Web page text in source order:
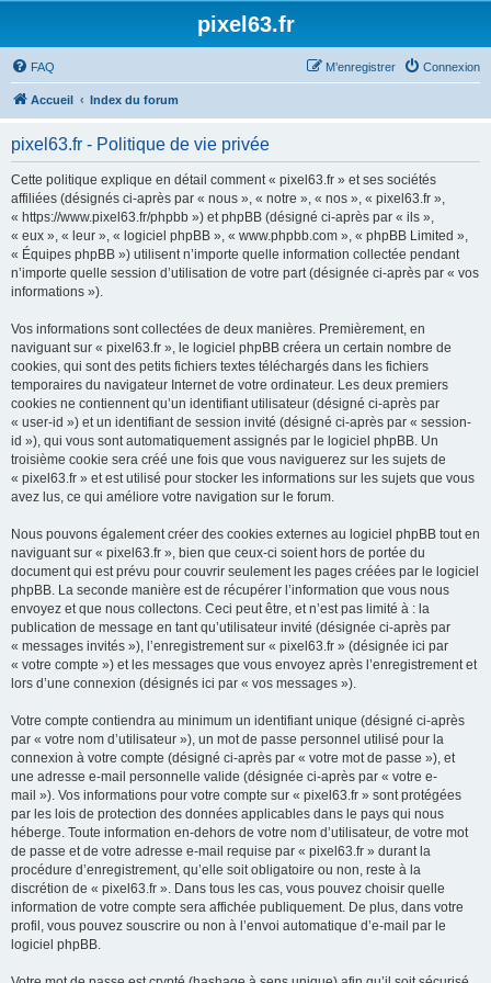
pixel63.fr
FAQ Connexion
M’enregistrer
Accueil Index du forum
pixel63.fr - Politique de vie privée
Cette politique explique en détail comment « pixel63.fr » et ses sociétés
affiliées (désignés ci-après par « nous », « notre », « nos », « pixel63.fr »,
« https://www.pixel63.fr/phpbb ») et phpBB (désigné ci-après par « ils »,
« eux », « leur », « logiciel phpBB », « www.phpbb.com », « phpBB Limited »,
« Équipes phpBB ») utilisent n’importe quelle information collectée pendant
n’importe quelle session d’utilisation de votre part (désignée ci-après par « vos
informations »).
Vos informations sont collectées de deux manières. Premièrement, en
naviguant sur « pixel63.fr », le logiciel phpBB créera un certain nombre de
cookies, qui sont des petits fichiers textes téléchargés dans les fichiers
temporaires du navigateur Internet de votre ordinateur. Les deux premiers
cookies ne contiennent qu’un identifiant utilisateur (désigné ci-après par
« user-id ») et un identifiant de session invité (désigné ci-après par « session-
id »), qui vous sont automatiquement assignés par le logiciel phpBB. Un
troisième cookie sera créé une fois que vous naviguerez sur les sujets de
« pixel63.fr » et est utilisé pour stocker les informations sur les sujets que vous
avez lus, ce qui améliore votre navigation sur le forum.
Nous pouvons également créer des cookies externes au logiciel phpBB tout en
naviguant sur « pixel63.fr », bien que ceux-ci soient hors de portée du
document qui est prévu pour couvrir seulement les pages créées par le logiciel
phpBB. La seconde manière est de récupérer l’information que vous nous
envoyez et que nous collectons. Ceci peut être, et n’est pas limité à : la
publication de message en tant qu’utilisateur invité (désignée ci-après par
« messages invités »), l’enregistrement sur « pixel63.fr » (désignée ici par
« votre compte ») et les messages que vous envoyez après l’enregistrement et
lors d’une connexion (désignés ici par « vos messages »).
Votre compte contiendra au minimum un identifiant unique (désigné ci-après
par « votre nom d’utilisateur »), un mot de passe personnel utilisé pour la
connexion à votre compte (désigné ci-après par « votre mot de passe »), et
une adresse e-mail personnelle valide (désignée ci-après par « votre e-
mail »). Vos informations pour votre compte sur « pixel63.fr » sont protégées
par les lois de protection des données applicables dans le pays qui nous
héberge. Toute information en-dehors de votre nom d’utilisateur, de votre mot
de passe et de votre adresse e-mail requise par « pixel63.fr » durant la
procédure d’enregistrement, qu’elle soit obligatoire ou non, reste à la
discrétion de « pixel63.fr ». Dans tous les cas, vous pouvez choisir quelle
information de votre compte sera affichée publiquement. De plus, dans votre
profil, vous pouvez souscrire ou non à l’envoi automatique d’e-mail par le
logiciel phpBB.